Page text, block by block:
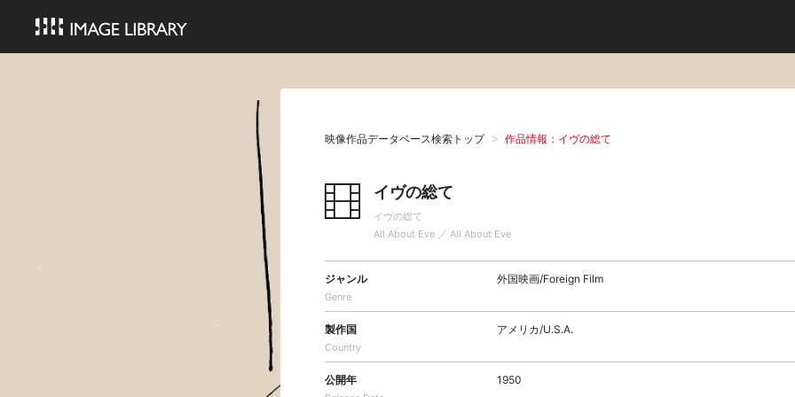
映像作品データベース検索トップ 作品情報：イヴの総て
イヴの総て
イヴの総て
All About Eve ／ All About Eve
ジャンル
Genre
外国映画/Foreign Film
製作国
Country
アメリカ/U.S.A.
公開年 1950